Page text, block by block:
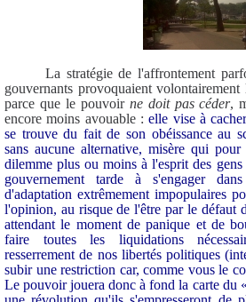
La stratégie de l'affrontement
gouvernants provoquaient
parce que le pouvoir ne doit pas céder,
encore moins avouable :elle vise à
se trouve du fait de son obéissance au
sans aucune alternative, misère qui
dilemme plus ou moins à l'esprit des
gouvernement tarde à s'engager
d'adaptation extrêmement impopulaires
l'opinion, au risque de l'être par le défaut
attendant le moment de panique et de
faire toutes les liquidations
resserrement de nos libertés politiques
subir une restriction car, comme vous le
Le pouvoir jouera donc à fond la carte du